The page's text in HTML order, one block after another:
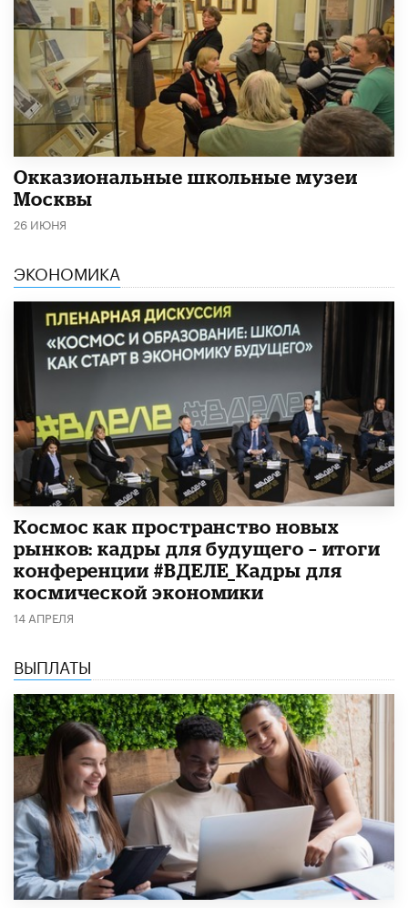
​Окказиональные школьные музеи
Москвы
26 ИЮНЯ
ЭКОНОМИКА
Космос как пространство новых
рынков: кадры для будущего – итоги
конференции #ВДЕЛЕ_Кадры для
космической экономики
14 АПРЕЛЯ
ВЫПЛАТЫ